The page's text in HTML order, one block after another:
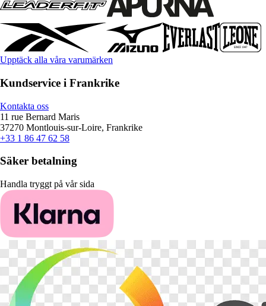
Upptäck alla våra varumärken
Kundservice i Frankrike
Kontakta oss
11 rue Bernard Maris
37270 Montlouis-sur-Loire, Frankrike
+33 1 86 47 62 58
Säker betalning
Handla tryggt på vår sida